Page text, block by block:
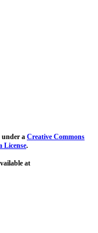
under a Creative Commons
License.
at